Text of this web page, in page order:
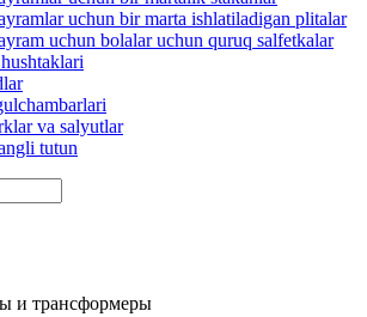
uchun bir marta ishlatiladigan plitalar
uchun bolalar uchun quruq salfetkalar
va salyutlar
tutun
и трансформеры